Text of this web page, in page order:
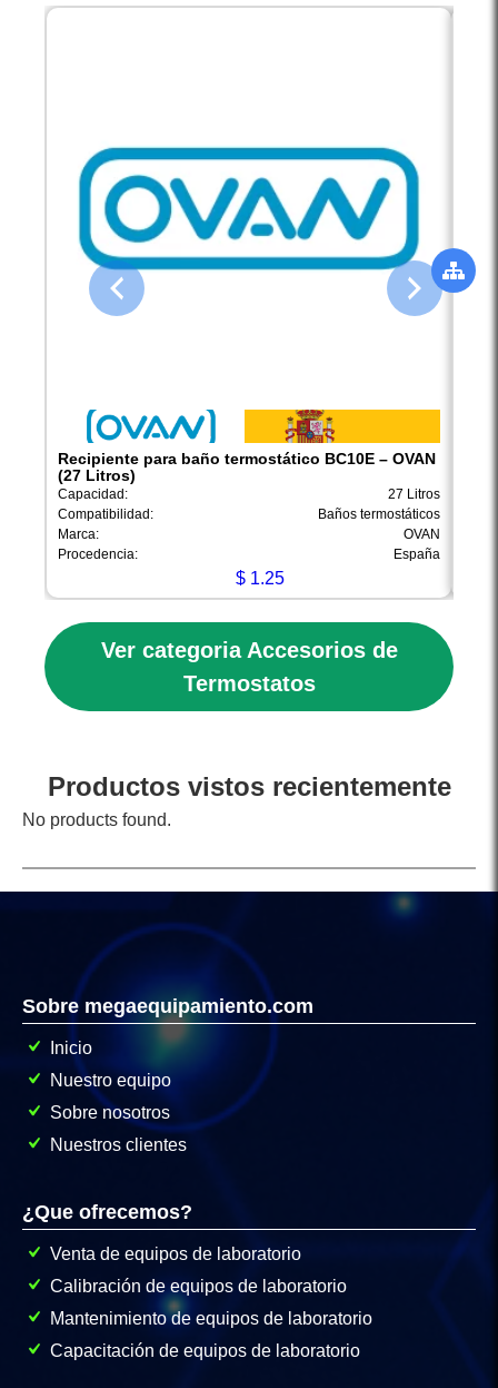
Recipiente para baño termostático BC10E – OVAN
(27 Litros)
Capacidad:
27 Litros
Compatibilidad:
Baños termostáticos
Marca:
OVAN
Procedencia:
España
$ 1.25
Ver categoria Accesorios de
Termostatos
Productos vistos recientemente
No products found.
Sobre megaequipamiento.com
Inicio
Nuestro equipo
Sobre nosotros
Nuestros clientes
¿Que ofrecemos?
Venta de equipos de laboratorio
Calibración de equipos de laboratorio
Mantenimiento de equipos de laboratorio
Capacitación de equipos de laboratorio